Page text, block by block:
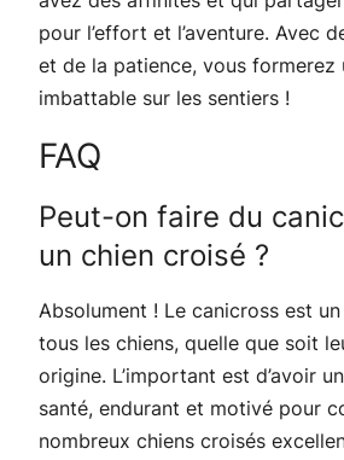
pour l’effort et l’aventure. Avec
et de la patience, vous formerez
imbattable sur les sentiers !
FAQ
Peut-on faire du
un chien croisé ?
Absolument ! Le canicross est
tous les chiens, quelle que soit
origine. L’important est d’avoir
santé, endurant et motivé pour
nombreux chiens croisés